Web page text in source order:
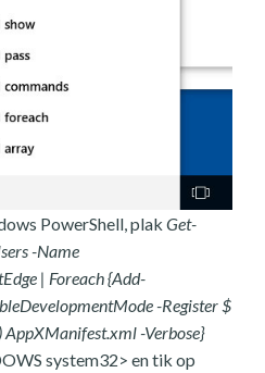
PowerShell, plak Get-
-Name
| Foreach {Add-
-Register $
AppXManifest.xml -Verbose}
system32> en tik op